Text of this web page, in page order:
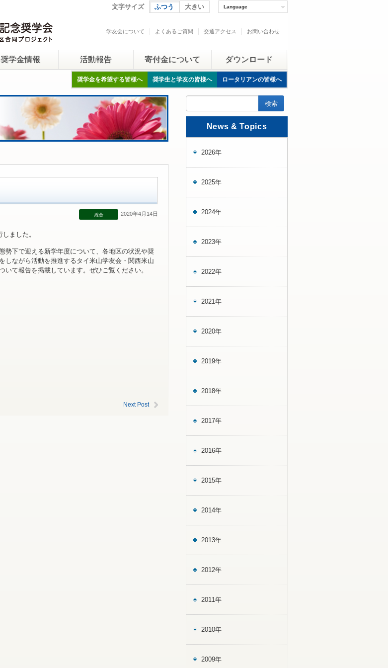
文字サイズ ふつう 大きい Language
学友会について よくあるご質問 交通アクセス お問い合わせ
奨学金情報 活動報告 寄付金について ダウンロード
奨学金を希望する皆様へ 奨学生と学友の皆様へ ロータリアンの皆様へ
総合 2020年4月14日
しました。
勢下で迎える新学年度について、各地区の状況や奨
しながら活動を推進するタイ米山学友会・関西米山
て報告を掲載しています。ぜひご覧ください。
Next Post
News & Topics
2026年
2025年
2024年
2023年
2022年
2021年
2020年
2019年
2018年
2017年
2016年
2015年
2014年
2013年
2012年
2011年
2010年
2009年